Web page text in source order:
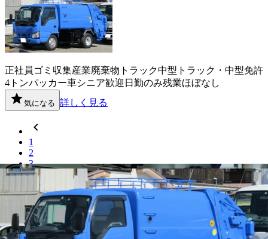
正社員 ゴミ収集産業廃棄物 トラック中型トラック・中型免許
4トンパッカー車シニア歓迎 日勤のみ残業ほぼなし
気になる 詳しく見る
1
2
3
...
奈良県内の市区町村の正社員ドライバ